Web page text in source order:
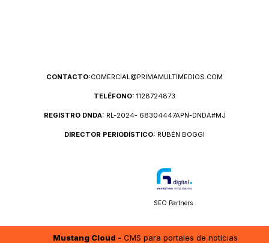
CONTACTO:COMERCIAL@PRIMAMULTIMEDIOS.COM
TELÉFONO: 1128724873
REGISTRO DNDA: RL-2024- 68304447APN-DNDA#MJ
DIRECTOR PERIODÍSTICO: RUBÉN BOGGI
SEO Partners
Mustang Cloud - CMS para portales de noticias